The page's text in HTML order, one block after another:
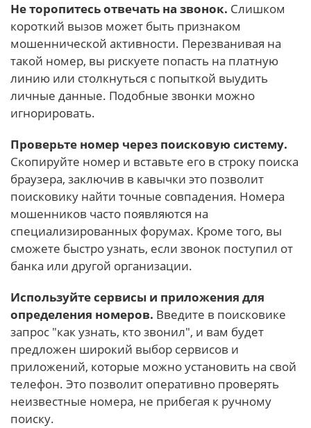
Не торопитесь отвечать на звонок. Слишком
короткий вызов может быть признаком
мошеннической активности. Перезванивая на
такой номер, вы рискуете попасть на платную
линию или столкнуться с попыткой выудить
личные данные. Подобные звонки можно
игнорировать.
Проверьте номер через поисковую систему.
Скопируйте номер и вставьте его в строку поиска
браузера, заключив в кавычки это позволит
поисковику найти точные совпадения. Номера
мошенников часто появляются на
специализированных форумах. Кроме того, вы
сможете быстро узнать, если звонок поступил от
банка или другой организации.
Используйте сервисы и приложения для
определения номеров. Введите в поисковике
запрос "как узнать, кто звонил", и вам будет
предложен широкий выбор сервисов и
приложений, которые можно установить на свой
телефон. Это позволит оперативно проверять
неизвестные номера, не прибегая к ручному
поиску.